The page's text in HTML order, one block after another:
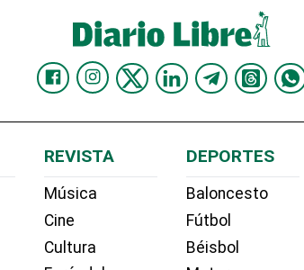
REVISTA
Música
Cine
Cultura
DEPORTES
Baloncesto
Fútbol
Béisbol